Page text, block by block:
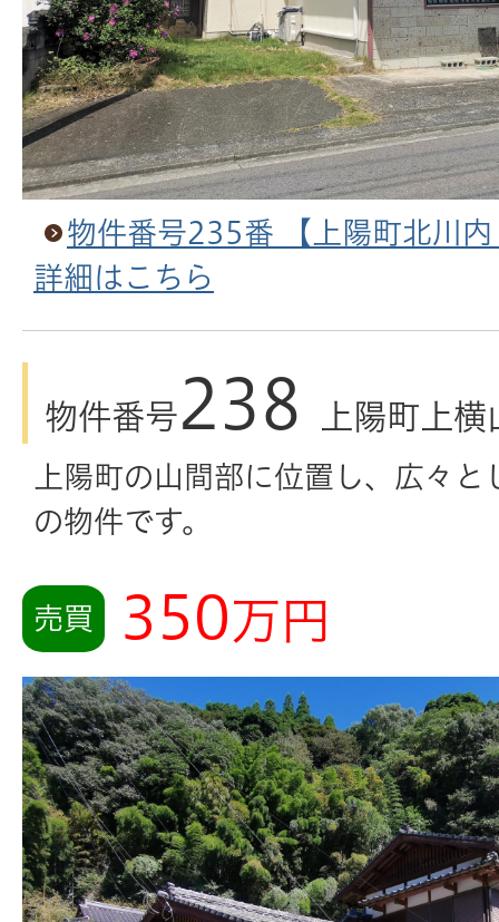
物件番号235番 【上陽町北川
詳細はこちら
物件番号238 上陽町上
上陽町の山間部に位置し、広々
の物件です。
売買 350万円